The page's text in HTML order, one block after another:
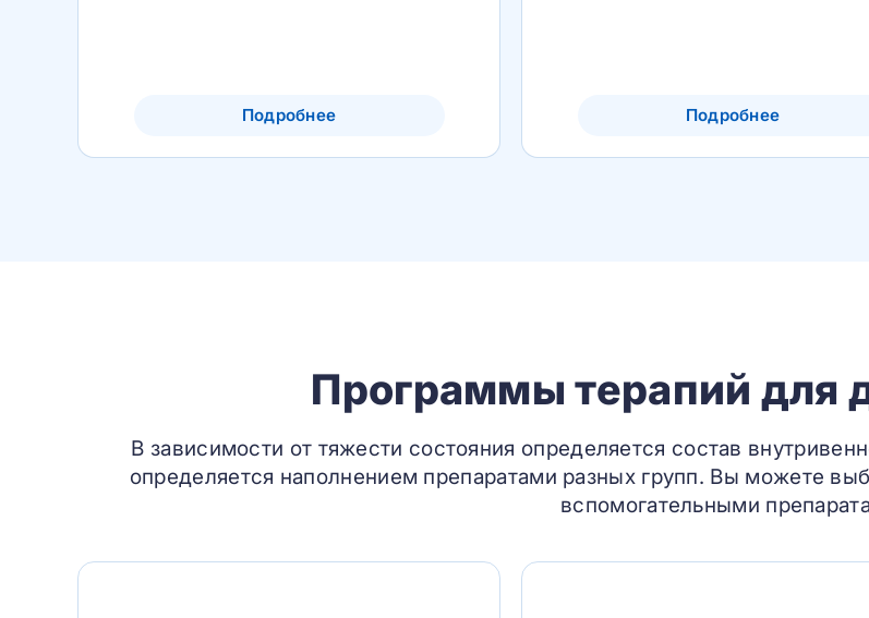
Подробнее Подробнее
Программы терапий для
В зависимости от тяжести состояния определяется состав
определяется наполнением препаратами разных групп. Вы можете
вспомогательными